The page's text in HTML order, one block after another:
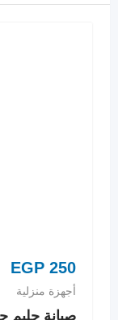
EGP 250
أجهزة منزلية